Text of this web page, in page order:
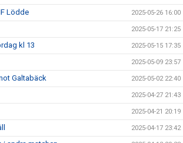
Lödde 2025-05-26 16:00
2025-05-17 21:25
kl 13 2025-05-15 17:35
2025-05-09 23:57
Galtabäck 2025-05-02 22:40
2025-04-27 21:43
2025-04-21 20:19
2025-04-17 23:42